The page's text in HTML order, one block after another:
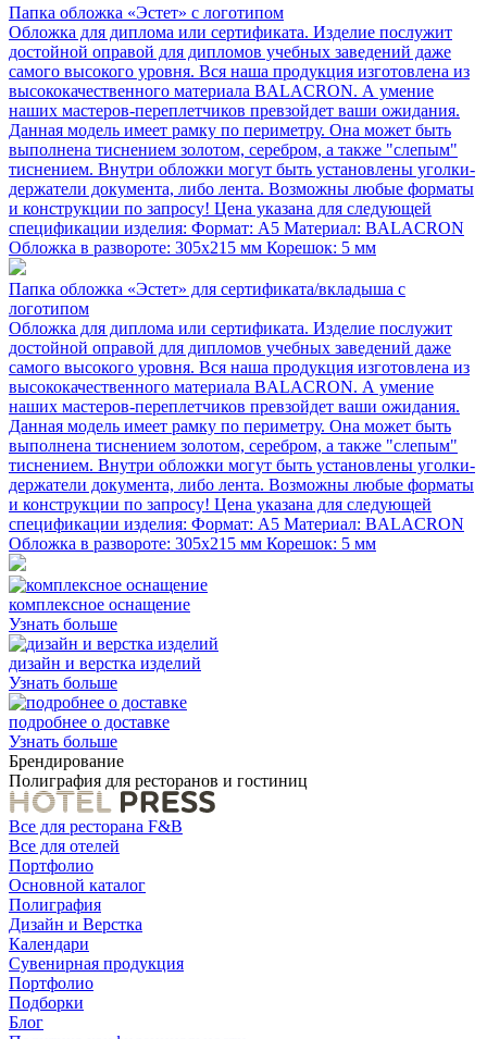
Папка обложка «Эстет» с логотипом
Обложка для диплома или сертификата. Изделие послужит
достойной оправой для дипломов учебных заведений даже
самого высокого уровня. Вся наша продукция изготовлена из
высококачественного материала BALACRON. А умение
наших мастеров-переплетчиков превзойдет ваши ожидания.
Данная модель имеет рамку по периметру. Она может быть
выполнена тиснением золотом, серебром, а также "слепым"
тиснением. Внутри обложки могут быть установлены уголки-
держатели документа, либо лента. Возможны любые форматы
и конструкции по запросу! Цена указана для следующей
спецификации изделия: Формат: А5 Материал: BALACRON
Обложка в развороте: 305х215 мм Корешок: 5 мм
Папка обложка «Эстет» для сертификата/вкладыша с
логотипом
Обложка для диплома или сертификата. Изделие послужит
достойной оправой для дипломов учебных заведений даже
самого высокого уровня. Вся наша продукция изготовлена из
высококачественного материала BALACRON. А умение
наших мастеров-переплетчиков превзойдет ваши ожидания.
Данная модель имеет рамку по периметру. Она может быть
выполнена тиснением золотом, серебром, а также "слепым"
тиснением. Внутри обложки могут быть установлены уголки-
держатели документа, либо лента. Возможны любые форматы
и конструкции по запросу! Цена указана для следующей
спецификации изделия: Формат: А5 Материал: BALACRON
Обложка в развороте: 305х215 мм Корешок: 5 мм
комплексное оснащение
Узнать больше
дизайн и верстка изделий
Узнать больше
подробнее о доставке
Узнать больше
Брендирование
Полиграфия для ресторанов и гостиниц
Все для ресторана F&B
Все для отелей
Портфолио
Основной каталог
Полиграфия
Дизайн и Верстка
Календари
Сувенирная продукция
Портфолио
Подборки
Блог